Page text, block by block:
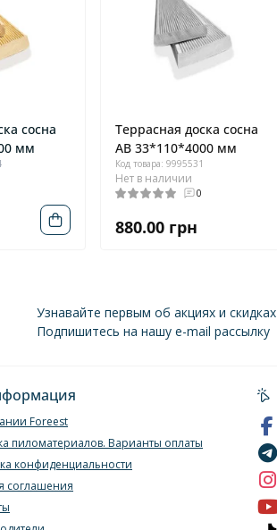
сосна
мм
Террасная доска сосна
AB 33*110*4000 мм
Код товара: 9995531
Нет в наличии
0
880.00 грн
Узнавайте первым об акциях и скидках
Подпишитесь на нашу e-mail рассылку
Foreest
пиломатериалов. Варианты оплаты
конфиденциальности
соглашения